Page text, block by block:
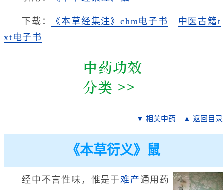
下载： 《本草经集注》chm电子书
中医古籍t
xt电子书
▼ 相关中药 ▲ 返回目录
《本草衍义》鼠
经中不言性味，惟是于难产通用药